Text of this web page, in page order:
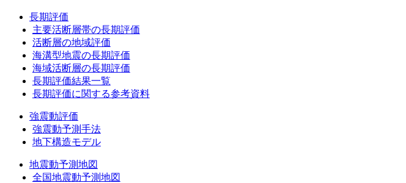
長期評価
主要活断層帯の長期評価
活断層の地域評価
海溝型地震の長期評価
海域活断層の長期評価
長期評価結果一覧
長期評価に関する参考資料
強震動評価
強震動予測手法
地下構造モデル
地震動予測地図
全国地震動予測地図